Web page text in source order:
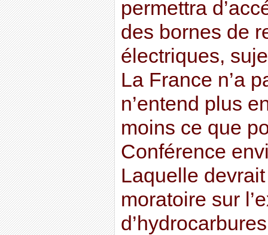
permettra
des bornes de
électriques,
La France n’a
n’entend plus
moins ce que
Conférence
Laquelle
moratoire sur